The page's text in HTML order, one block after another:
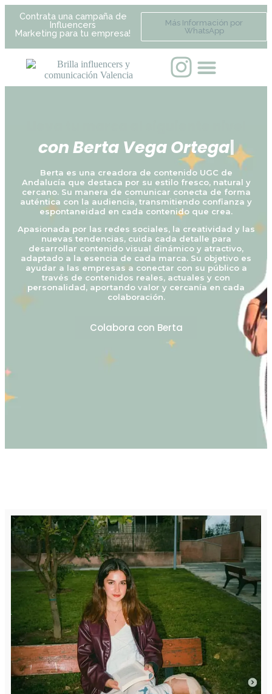
Contrata una campaña de
Influencers
Marketing para tu empresa!
Más Información por
WhatsApp
conBerta Vega Ortega|
Berta es una creadora de contenido UGC de
Andalucía que destaca por su estilo fresco, natural y
cercano. Su manera de comunicar conecta de forma
auténtica con la audiencia, transmitiendo confianza y
espontaneidad en cada contenido que crea.
Apasionada por las redes sociales, la creatividad y las
nuevas tendencias, cuida cada detalle para
desarrollar contenido visual dinámico y atractivo,
adaptado a la esencia de cada marca. Su objetivo es
ayudar a las empresas a conectar con su público a
través de contenidos reales, actuales y con
personalidad, aportando valor y cercanía en cada
colaboración.
Colabora con Berta